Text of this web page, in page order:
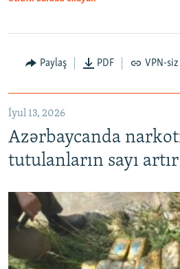
Paylaş PDF VPN-
İyul 13, 2026
Azərbaycanda
tutulanların sayı artır